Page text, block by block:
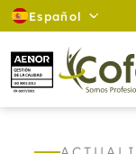
Español